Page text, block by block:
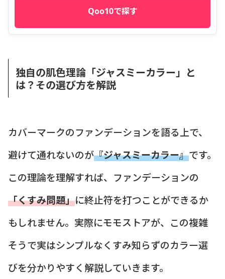
Qoo10で探す
独自の肌色理論「ジャスミーカラー」と
は？その選び方を解説
カバーマークのファンデーションを語る上で、
避けて通れないのが『ジャスミーカラー』です。
この理論を理解すれば、ファンデーションの
「くすみ問題」に終止符を打つことができるか
もしれません。実際にモモストアが、この複雑
そうで実はシンプルなくすみ知らずのカラー選
びを分かりやすく解説していきます。